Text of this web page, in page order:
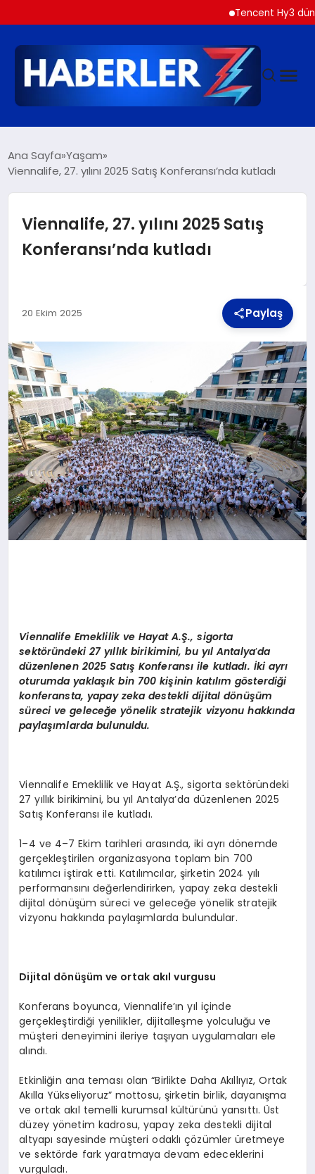
Tencent Hy3 dünya
DÜNYA
SPOR
TEKNOLOJI
MAGAZIN
YAŞAM
Ana Sayfa Yaşam
Viennalife, 27. yılını 2025 Satış Konferansı’nda kutladı
Viennalife, 27. yılını 2025 Satış
Konferansı’nda kutladı
20 Ekim 2025 Paylaş
Viennalife Emeklilik ve Hayat A.Ş., sigorta
sektöründeki 27 yıllık birikimini, bu yıl Antalya’da
düzenlenen 2025 Satış Konferansı ile kutladı. İki ayrı
oturumda yaklaşık bin 700 kişinin katılım gösterdiği
konferansta, yapay zeka destekli dijital dönüşüm
süreci ve geleceğe yönelik stratejik vizyonu hakkında
paylaşımlarda bulunuldu.
Viennalife Emeklilik ve Hayat A.Ş., sigorta sektöründeki
27 yıllık birikimini, bu yıl Antalya’da düzenlenen 2025
Satış Konferansı ile kutladı.
1–4 ve 4–7 Ekim tarihleri arasında, iki ayrı dönemde
gerçekleştirilen organizasyona toplam bin 700
katılımcı iştirak etti. Katılımcılar, şirketin 2024 yılı
performansını değerlendirirken, yapay zeka destekli
dijital dönüşüm süreci ve geleceğe yönelik stratejik
vizyonu hakkında paylaşımlarda bulundular.
Dijital dönüşüm ve ortak akıl vurgusu
Konferans boyunca, Viennalife’ın yıl içinde
gerçekleştirdiği yenilikler, dijitalleşme yolculuğu ve
müşteri deneyimini ileriye taşıyan uygulamaları ele
alındı.
Etkinliğin ana teması olan “Birlikte Daha Akıllıyız, Ortak
Akılla Yükseliyoruz” mottosu, şirketin birlik, dayanışma
ve ortak akıl temelli kurumsal kültürünü yansıttı. Üst
düzey yönetim kadrosu, yapay zeka destekli dijital
altyapı sayesinde müşteri odaklı çözümler üretmeye
ve sektörde fark yaratmaya devam edeceklerini
vurguladı.